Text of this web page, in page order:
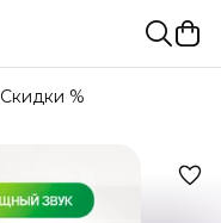
Скидки %